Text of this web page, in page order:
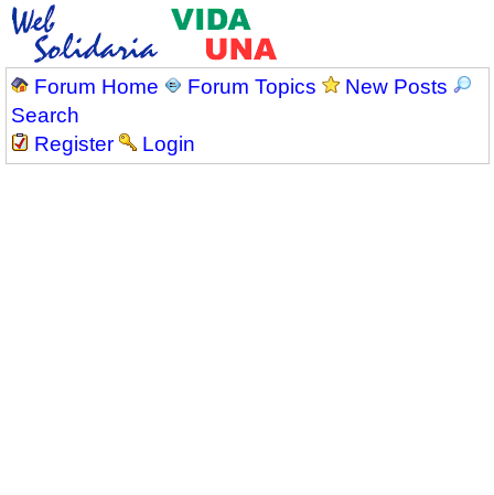
Forum Home Forum Topics
New Posts
Search
Register
Login